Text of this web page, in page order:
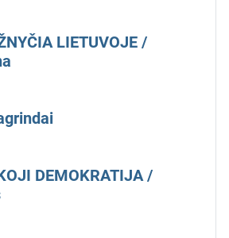
LIETUVOJE /
DEMOKRATIJA /